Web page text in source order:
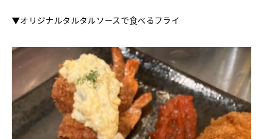
▼オリジナルタルタルソースで食べるフライ